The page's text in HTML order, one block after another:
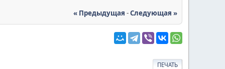
« Предыдущая -Следующая »
ПЕЧАТЬ